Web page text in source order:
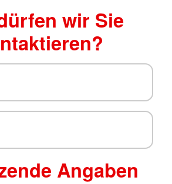
wir Sie
Angaben